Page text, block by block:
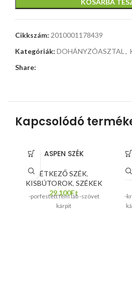
KOSÁRBA
Cikkszám: 2010001178439
Kategóriák: DOHÁNYZÓASZTAL ,
Share:
Kapcsolódó
ASPEN SZÉK
ÉTKEZŐ SZÉK,
KISBÚTOROK, SZÉKEK
29.100Ft
-porfestett fém láb -szövet
kárpit
-